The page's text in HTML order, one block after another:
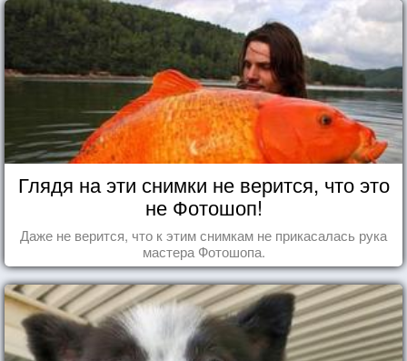
Глядя на эти снимки не верится, что это
не Фотошоп!
Даже не верится, что к этим снимкам не прикасалась рука
мастера Фотошопа.